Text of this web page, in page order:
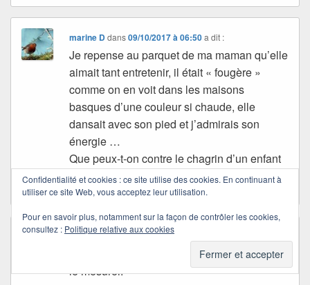
marine Ddans09/10/2017 à 06:50 a dit :
Je repense au parquet de ma maman qu’elle
aimait tant entretenir, il était « fougère »
comme on en voit dans les maisons
basques d’une couleur si chaude, elle
dansait avec son pied et j’admirais son
énergie …
Que peux-t-on contre le chagrin d’un enfant
?
Alrisha/Moniquedans11/10/2017 à 19:43
Le chagrin est personnel et il est difficile de
le mesurer.
Confidentialité et cookies : ce site utilise des cookies. En continuant à
utiliser ce site Web, vous acceptez leur utilisation.
Pour en savoir plus, notamment sur la façon de contrôler les cookies,
consultez : Politique relative aux cookies